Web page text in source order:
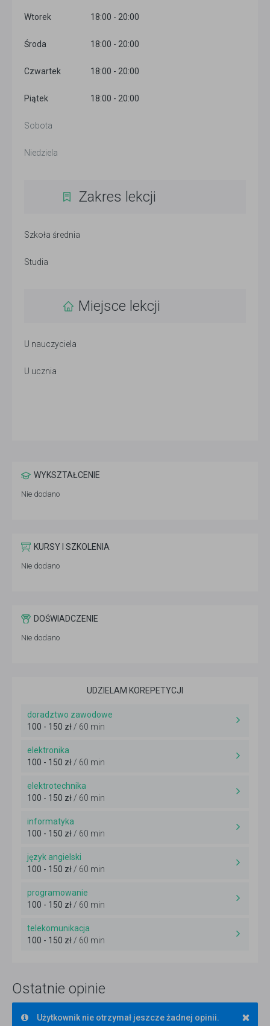
Wtorek 18:00 - 20:00
Środa 18:00 - 20:00
Czwartek 18:00 - 20:00
Piątek 18:00 - 20:00
Sobota
Niedziela
Zakres lekcji
Szkoła średnia
Studia
Miejsce lekcji
U nauczyciela
U ucznia
WYKSZTAŁCENIE
Nie dodano
KURSY I SZKOLENIA
Nie dodano
DOŚWIADCZENIE
Nie dodano
UDZIELAM KOREPETYCJI
doradztwo zawodowe
100 - 150 zł/ 60 min
elektronika
100 - 150 zł/ 60 min
elektrotechnika
100 - 150 zł/ 60 min
informatyka
100 - 150 zł/ 60 min
język angielski
100 - 150 zł/ 60 min
programowanie
100 - 150 zł/ 60 min
telekomunikacja
100 - 150 zł/ 60 min
Ostatnie opinie
×
Użytkownik nie otrzymał jeszcze żadnej opinii.